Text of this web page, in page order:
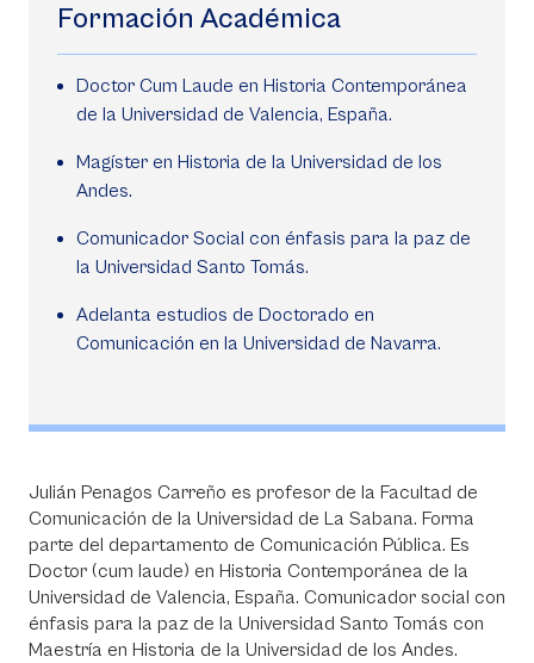
Formación Académica
Doctor Cum Laude en Historia Contemporánea
de la Universidad de Valencia, España.
Magíster en Historia de la Universidad de los
Andes.
Comunicador Social con énfasis para la paz de
la Universidad Santo Tomás.
Adelanta estudios de Doctorado en
Comunicación en la Universidad de Navarra.
Julián Penagos Carreño es profesor de la Facultad de
Comunicación de la Universidad de La Sabana. Forma
parte del departamento de Comunicación Pública. Es
Doctor (cum laude) en Historia Contemporánea de la
Universidad de Valencia, España. Comunicador social con
énfasis para la paz de la Universidad Santo Tomás con
Maestría en Historia de la Universidad de los Andes.